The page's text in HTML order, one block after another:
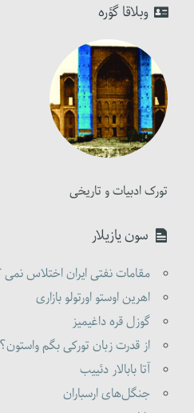
وبلاقا گؤره
تورک ادبیات و تاریخی
سون یازیلار
مقامات نفتی ایران اختلاس نمی
اهرین اوستو اورتولو بازاری
گوزل قره داغیمیز
از قدرت زبان تورکی بگم واستون؟
آتا بابالار دئییب
جنگل‌های ارسباران